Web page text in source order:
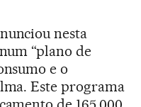
nesta
“plano de
e o
Este programa